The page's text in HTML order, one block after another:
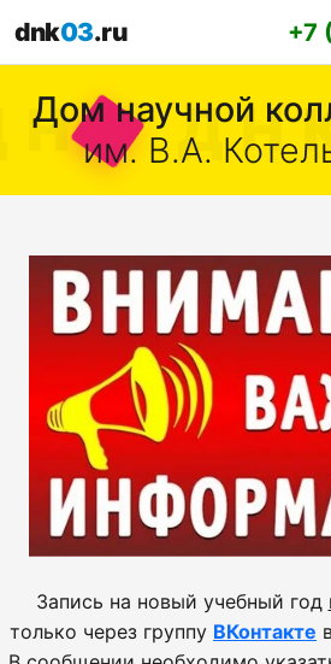
dnk03.ru +7
Дом научной
им. В.А.
Запись на новый учебный год
только через группу ВКонтакте